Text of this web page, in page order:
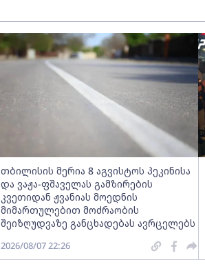
თბილისის მერია 8 აგვისტოს პეკინისა
და ვაჟა-ფშაველას გამზირების
კვეთიდან ჟვანიას მოედნის
მიმართულებით მოძრაობის
შეიზღუდვაზე განცხადებას ავრცელებს
2026/08/07 22:26